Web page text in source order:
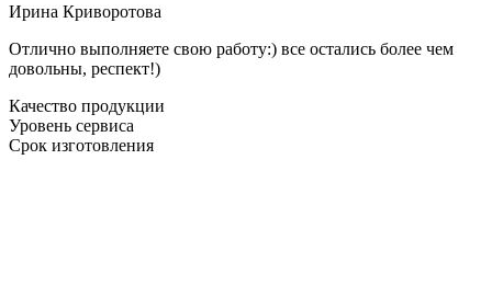
Ирина Криворотова
Отлично выполняете свою работу:) все остались более чем
довольны, респект!)
Качество продукции
Уровень сервиса
Срок изготовления